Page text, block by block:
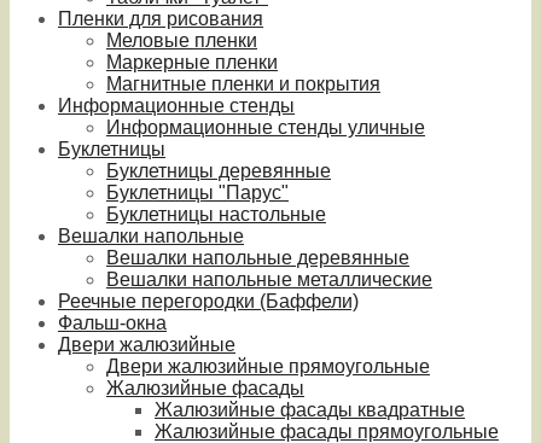
Пленки для рисования
Меловые пленки
Маркерные пленки
Магнитные пленки и покрытия
Информационные стенды
Информационные стенды уличные
Буклетницы
Буклетницы деревянные
Буклетницы "Парус"
Буклетницы настольные
Вешалки напольные
Вешалки напольные деревянные
Вешалки напольные металлические
Реечные перегородки (Баффели)
Фальш-окна
Двери жалюзийные
Двери жалюзийные прямоугольные
Жалюзийные фасады
Жалюзийные фасады квадратные
Жалюзийные фасады прямоугольные